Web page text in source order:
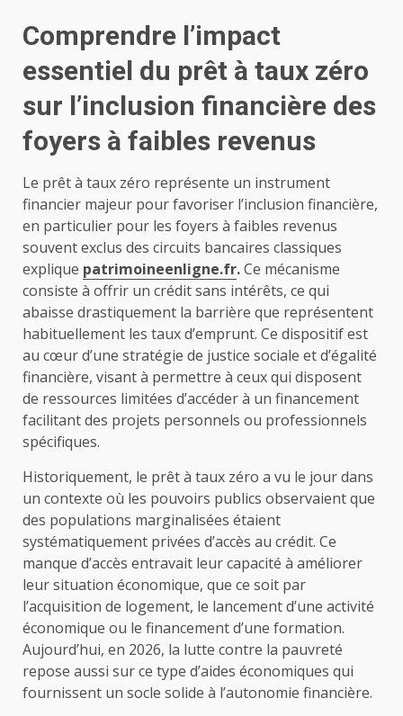
Comprendre l’impact
essentiel du prêt à taux zéro
sur l’inclusion financière des
foyers à faibles revenus
Le prêt à taux zéro représente un instrument
financier majeur pour favoriser l’inclusion financière,
en particulier pour les foyers à faibles revenus
souvent exclus des circuits bancaires classiques
explique patrimoineenligne.fr.Ce mécanisme
consiste à offrir un crédit sans intérêts, ce qui
abaisse drastiquement la barrière que représentent
habituellement les taux d’emprunt. Ce dispositif est
au cœur d’une stratégie de justice sociale et d’égalité
financière, visant à permettre à ceux qui disposent
de ressources limitées d’accéder à un financement
facilitant des projets personnels ou professionnels
spécifiques.
Historiquement, le prêt à taux zéro a vu le jour dans
un contexte où les pouvoirs publics observaient que
des populations marginalisées étaient
systématiquement privées d’accès au crédit. Ce
manque d’accès entravait leur capacité à améliorer
leur situation économique, que ce soit par
l’acquisition de logement, le lancement d’une activité
économique ou le financement d’une formation.
Aujourd’hui, en 2026, la lutte contre la pauvreté
repose aussi sur ce type d’aides économiques qui
fournissent un socle solide à l’autonomie financière.